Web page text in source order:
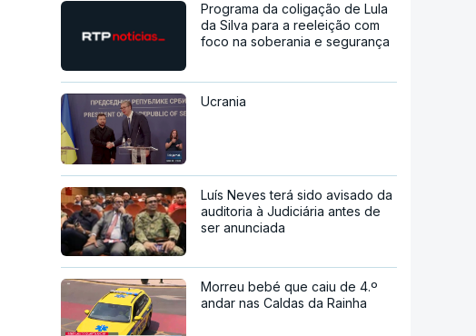
Programa da coligação de Lula
da Silva para a reeleição com
foco na soberania e segurança
Ucrania
Luís Neves terá sido avisado da
auditoria à Judiciária antes de
ser anunciada
Morreu bebé que caiu de 4.º
andar nas Caldas da Rainha